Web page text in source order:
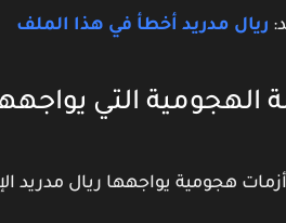
ريال مدريد أخطأ في هذا الملف
الهجومية التي
هجومية يواجهها ريال مدريد